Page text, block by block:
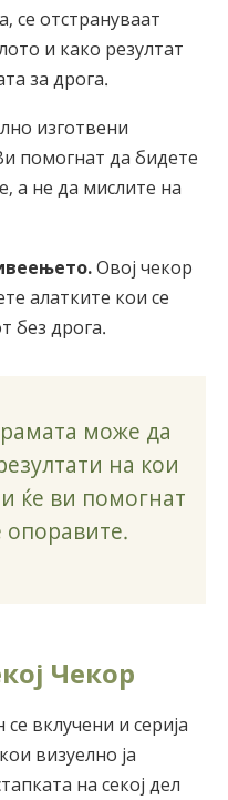
се отстрануваат
и како резултат
за дрога.
изготвени
помогнат да бидете
а не да мислите на
Овој чекор
алатките кои се
без дрога.
може да
на кои
ќе ви помогнат
опоравите.
Чекор
вклучени и серија
визуелно ја
на секој дел